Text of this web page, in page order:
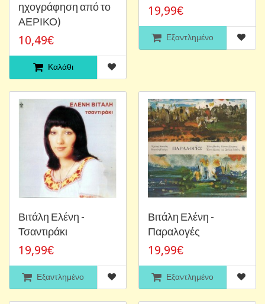
ηχογράφηση από το
ΑΕΡΙΚΟ)
10,49€
Καλάθι
19,99€
Εξαντλημένο
Βιτάλη Ελένη -
Τσαντιράκι
19,99€
Εξαντλημένο
Βιτάλη Ελένη -
Παραλογές
19,99€
Εξαντλημένο